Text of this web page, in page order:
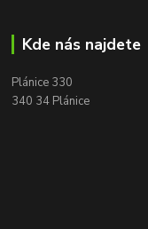
Kde nás najdete
Plánice 330
340 34 Plánice